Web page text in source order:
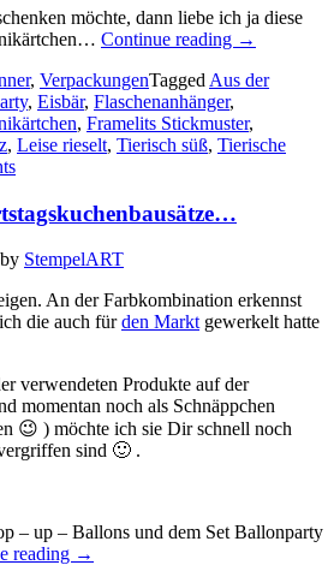
möchte, dann liebe ich ja diese
Continue reading „Wenn
Eisbär
hat…“
→
, VerpackungenTagged Aus der
, Eisbär, Flaschenanhänger,
, Framelits Stickmuster,
, Leise rieselt, Tierisch süß, Tierische
by StempelART
An der Farbkombination erkennst
die auch fürden Markt gewerkelt hatte
verwendeten Produkte auf der
momentan noch als Schnäppchen
😉 ) möchte ich sie Dir schnell noch
sind 🙂 .
– up – Ballons und dem Set Ballonparty
reading „Verschiedene
→